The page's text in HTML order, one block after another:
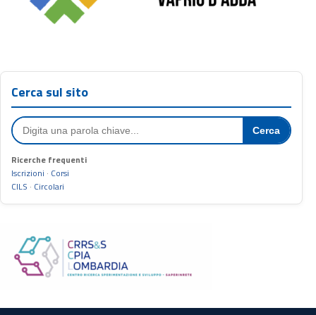
Cerca sul sito
Cerca
Ricerche frequenti
Iscrizioni · Corsi
CILS · Circolari